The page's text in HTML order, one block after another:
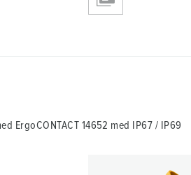
ErgoCONTACT 14652 med IP67 / IP69